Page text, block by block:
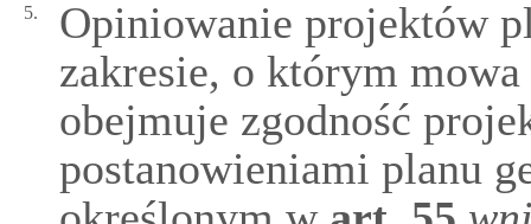
5.
Opiniowanie projektów
zakresie, o którym
obejmuje zgodność
postanowieniami planu